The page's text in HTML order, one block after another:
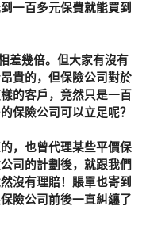
一百多元保費就能買到
差幾倍。但大家有沒有
貴的，但保險公司對於
的客戶，竟然只是一百
保險公司可以立足呢？
，也曾代理某些平價保
司的計劃後，就跟我們
沒有理賠！賬單也寄到
險公司前後一直糾纏了